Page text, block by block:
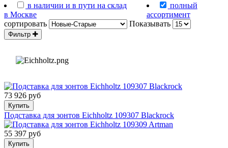
в наличии и в пути на склад
в Москве
полный
ассортимент
сортировать
Показывать
Фильтр
73 926 руб
Купить
Подставка для зонтов Eichholtz 109307 Blackrock
55 397 руб
Купить